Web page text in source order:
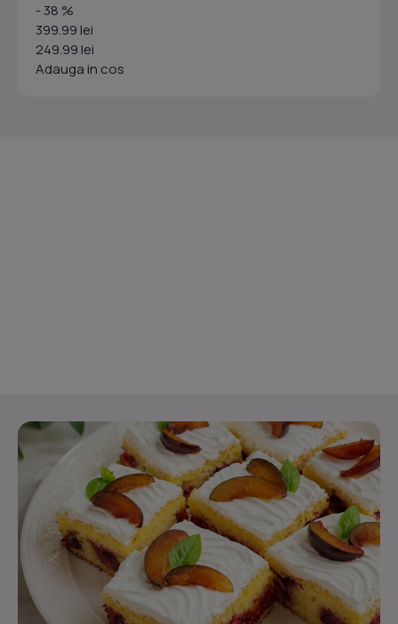
- 38 %
399.99 lei
249.99 lei
Adauga in cos